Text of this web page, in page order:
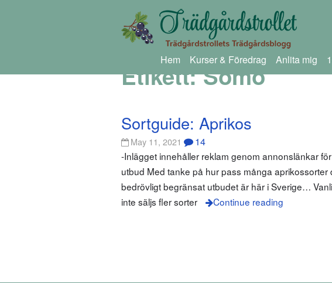
Hem Kurser & Föredrag Anlita mig
Etikett:Somo
Sortguide: Aprikos
May 11, 2021 14
-Inlägget innehåller reklam genom annonslänkar
utbud Med tanke på hur pass många
bedrövligt begränsat utbudet är här i Sverige…
inte säljs fler sorter
Continue reading